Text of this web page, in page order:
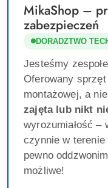
MikaShop –
zabezpieczeń
DORADZTWO
Jesteśmy
Oferowany
montażowej, a
zajęta lub nikt
wyrozumiałość –
czynnie w
pewno
możliwe!